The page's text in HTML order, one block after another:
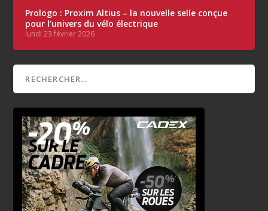
Prologo : Proxim Altius – la nouvelle selle conçue
pour l’univers du vélo électrique
lundi 23 février 2026